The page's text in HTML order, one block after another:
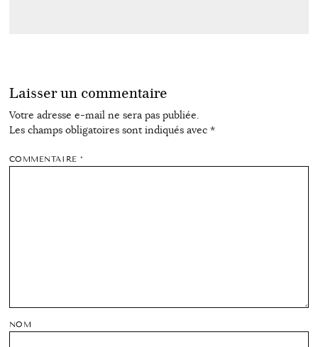
Laisser un commentaire
Votre adresse e-mail ne sera pas publiée.
Les champs obligatoires sont indiqués avec *
COMMENTAIRE*
NOM